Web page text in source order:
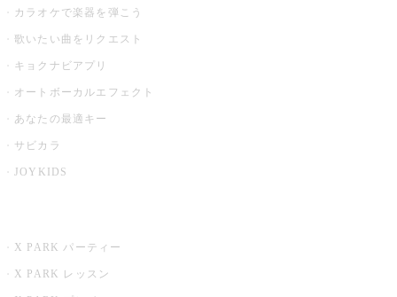
カラオケで楽器を弾こう
歌いたい曲をリクエスト
キョクナビアプリ
オートボーカルエフェクト
あなたの最適キー
サビカラ
JOYKIDS
X PARK パーティー
X PARK レッスン